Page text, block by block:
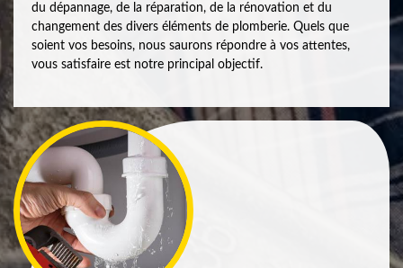
du dépannage, de la réparation, de la rénovation et du
changement des divers éléments de plomberie. Quels que
soient vos besoins, nous saurons répondre à vos attentes,
vous satisfaire est notre principal objectif.